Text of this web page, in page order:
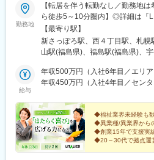
■ご担当の可能性がある施設：
老人ホーム、障がい・認知症グ
護、就労継続B、放課後等ディ、
■当社について：
療事業・障がい福祉事業などを幅
全国に約500以上の事業所、従業
に提供することをビジョンに掲げ
事業所数が増え、スピード感を持
実感できます。 成長過程にある
自分たちで創っていけるやりがい
医療・介護・障がい福祉の3つの
勤務地
【転居を伴う転勤なし／勤務地
ら徒歩5～10分圏内】◎詳細は『
検索でご確認いただけます。■北
島、郡山■栃木県：宇都宮■埼玉
谷、草加、朝霞■千葉県：千葉、
横須賀、大和、厚木■静岡県：静
屋、春日井、尾張旭、豊明、一宮
宇治■岡山県：倉敷■広島県：広
久留米※上記には新規開設予定（
す。※上記以外の拠点希望も歓迎※
ご案内になる可能性あり※受動喫
点があり事例も豊富！共通の相談
【最寄り駅】
新さっぽろ駅、西４丁目駅、札
山駅(福島県)、福島駅(福島県)、
柏駅、西船橋駅、松戸駅、水道橋
里駅(舎人ライナー)、葛西駅、新
中目黒駅、南新宿駅、新宿御苑前
中駅(東京都)、立川南駅、立川北
内駅、桜木町駅、戸塚駅、京急川
木駅、新潟駅、新静岡駅、浜松駅
駅、久屋大通駅、岩塚駅、高蔵
給与
年収500万円（入社6年目／エリア
年収450万円（入社4年目／センタ
◆福祉業界未経験も
◆異業種/異業界から
◆創業15年で支援実
◆20～30代で拠点運